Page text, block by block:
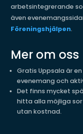
arbetsintegrerande
även
Föreningshjälpen.
Mer om oss
Gratis Uppsala är
evenemang och
Det finns mycket
hitta alla möjliga
utan kostnad.